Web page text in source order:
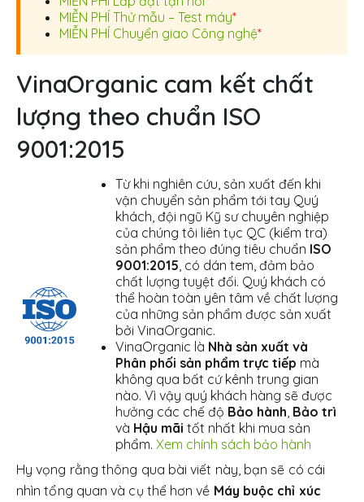
MIỄN PHÍ Thử mẫu – Test máy*
MIỄN PHÍ Chuyển giao Công nghệ*
VinaOrganic cam kết chất
lượng theo chuẩn ISO
9001:2015
Từ khi nghiên cứu, sản xuất đến khi
vận chuyển sản phẩm tới tay Quý
khách, đội ngũ Kỹ sư chuyên nghiệp
của chúng tôi liên tục QC (kiểm tra)
sản phẩm theo đúng tiêu chuẩn ISO
9001:2015 , có dán tem, đảm bảo
chất lượng tuyệt đối. Quý khách có
thể hoàn toàn yên tâm về chất lượng
của những sản phẩm được sản xuất
bởi VinaOrganic.
VinaOrganic là Nhà sản xuất và
Phân phối sản phẩm trực tiếp mà
không qua bất cứ kênh trung gian
nào. Vì vậy quý khách hàng sẽ được
hưởng các chế độ Bảo hành Bảo trì
và Hậu mãi tốt nhất khi mua sản
phẩm. Xem chính sách bảo hành
Hy vọng rằng thông qua bài viết này, bạn sẽ có cái
nhìn tổng quan và cụ thể hơn về Máy buộc chỉ xúc